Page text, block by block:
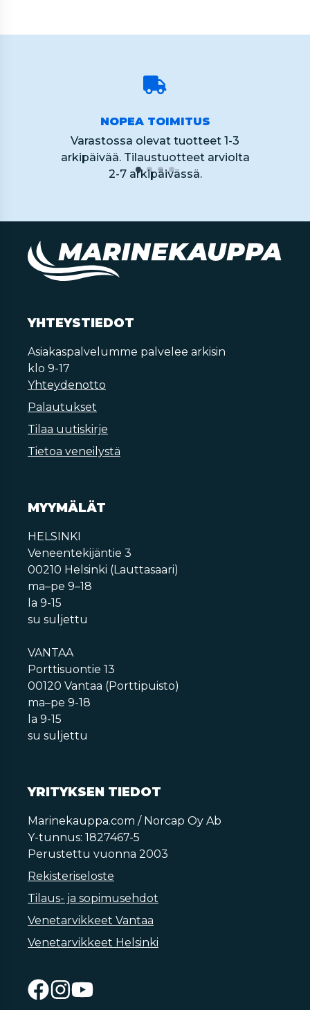
NOPEA TOIMITUS
Varastossa olevat tuotteet 1-3
arkipäivää. Tilaustuotteet arviolta
2-7 arkipäivässä.
YHTEYSTIEDOT
Asiakaspalvelumme palvelee arkisin
klo 9-17
Yhteydenotto
Palautukset
Tilaa uutiskirje
Tietoa veneilystä
MYYMÄLÄT
HELSINKI
Veneentekijäntie 3
00210 Helsinki (Lauttasaari)
ma–pe 9–18
la 9-15
su suljettu
VANTAA
Porttisuontie 13
00120 Vantaa (Porttipuisto)
ma–pe 9-18
la 9-15
su suljettu
YRITYKSEN TIEDOT
Marinekauppa.com / Norcap Oy Ab
Y-tunnus: 1827467-5
Perustettu vuonna 2003
Rekisteriseloste
Tilaus- ja sopimusehdot
Venetarvikkeet Vantaa
Venetarvikkeet Helsinki